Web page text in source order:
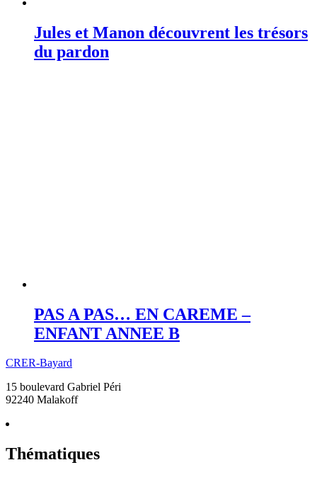
Jules et Manon découvrent les trésors
du pardon
PAS A PAS… EN CAREME –
ENFANT ANNEE B
CRER-Bayard
15 boulevard Gabriel Péri
92240 Malakoff
Thématiques